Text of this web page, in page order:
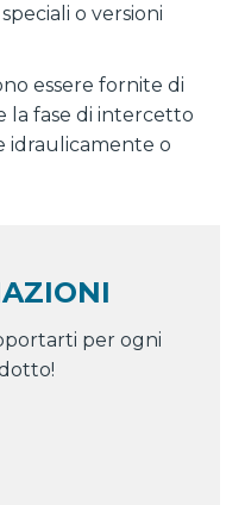
o versioni
essere fornite di
la fase di intercetto
idraulicamente o
per ogni